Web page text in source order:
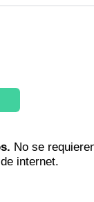
No se
internet.